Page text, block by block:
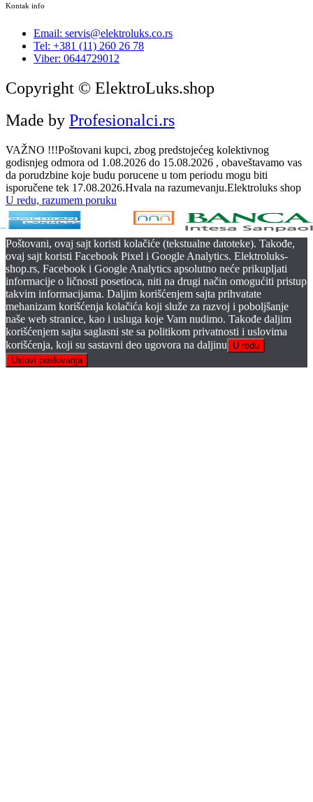
Kontak info
Email: servis@elektroluks.co.rs
Tel: +381 (11) 260 26 78
Viber: 0644729012
Copyright © ElektroLuks.shop
Made by Profesionalci.rs
VAŽNO !!!Poštovani kupci, zbog predstojećeg kolektivnog
godisnjeg odmora od 1.08.2026 do 15.08.2026 , obaveštavamo vas
da porudzbine koje budu porucene u tom periodu mogu biti
isporučene tek 17.08.2026.Hvala na razumevanju.Elektroluks shop
U redu, razumem poruku
Poštovani, ovaj sajt koristi kolačiće (tekstualne datoteke). Takođe,
ovaj sajt koristi Facebook Pixel i Google Analytics. Elektroluks-
shop.rs, Facebook i Google Analytics apsolutno neće prikupljati
informacije o ličnosti posetioca, niti na drugi način omogućiti pristup
takvim informacijama. Daljim korišćenjem sajta prihvatate
mehanizam korišćenja kolačića koji služe za razvoj i poboljšanje
naše web stranice, kao i usluga koje Vam nudimo. Takođe daljim
korišćenjem sajta saglasni ste sa politikom privatnosti i uslovima
korišćenja, koji su sastavni deo ugovora na daljinu
U redu
Uslovi poslovanja